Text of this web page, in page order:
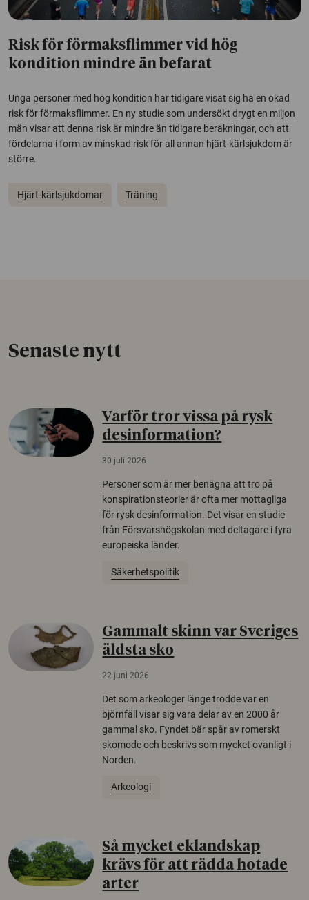
Risk för förmaksflimmer vid hög
kondition mindre än befarat
Unga personer med hög kondition har tidigare visat sig ha en ökad
risk för förmaksflimmer. En ny studie som undersökt drygt en miljon
män visar att denna risk är mindre än tidigare beräkningar, och att
fördelarna i form av minskad risk för all annan hjärt-kärlsjukdom är
större.
Hjärt-kärlsjukdomar Träning
Senaste nytt
Varför tror vissa på rysk
desinformation?
30 juli 2026
Personer som är mer benägna att tro på
konspirationsteorier är ofta mer mottagliga
för rysk desinformation. Det visar en studie
från Försvarshögskolan med deltagare i fyra
europeiska länder.
Säkerhetspolitik
Gammalt skinn var Sveriges
äldsta sko
22 juni 2026
Det som arkeologer länge trodde var en
björnfäll visar sig vara delar av en 2000 år
gammal sko. Fyndet bär spår av romerskt
skomode och beskrivs som mycket ovanligt i
Norden.
Arkeologi
Så mycket eklandskap
krävs för att rädda hotade
arter